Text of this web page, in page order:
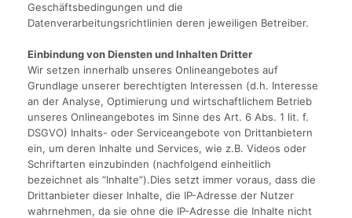
Geschäftsbedingungen und die
Datenverarbeitungsrichtlinien deren jeweiligen Betreiber.
Einbindung von Diensten und Inhalten Dritter
Wir setzen innerhalb unseres Onlineangebotes auf
Grundlage unserer berechtigten Interessen (d.h. Interesse
an der Analyse, Optimierung und wirtschaftlichem Betrieb
unseres Onlineangebotes im Sinne des Art. 6 Abs. 1 lit. f.
DSGVO) Inhalts- oder Serviceangebote von Drittanbietern
ein, um deren Inhalte und Services, wie z.B. Videos oder
Schriftarten einzubinden (nachfolgend einheitlich
bezeichnet als “Inhalte”).Dies setzt immer voraus, dass die
Drittanbieter dieser Inhalte, die IP-Adresse der Nutzer
wahrnehmen, da sie ohne die IP-Adresse die Inhalte nicht